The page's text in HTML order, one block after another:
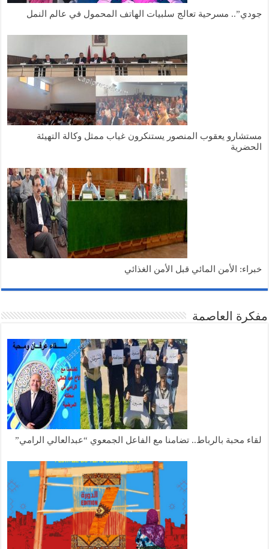
مسرحية تعالج سلبيات الهاتف المحمول في عالم النمل
يعقوب المنصور يستنكرون غياب ممثل وكالة التهيئة
الأمن المائي قبل الأمن الغذائي
العاصمة
محبة بالرباط.. تضامنا مع الفاعل الجمعوي “عبدالعالي الرامي”